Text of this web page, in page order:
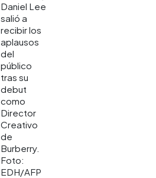
Daniel Lee
salió a
recibir los
aplausos
del
público
tras su
debut
como
Director
Creativo
de
Burberry.
Foto:
EDH/AFP